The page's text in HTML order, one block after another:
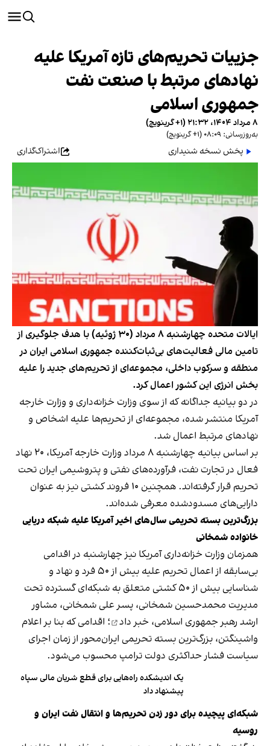
جزییات تحریم‌های تازه آمریکا علیه
نهادهای مرتبط با صنعت نفت
جمهوری اسلامی
۸ مرداد ۱۴۰۴، ۲۱:۳۲ (‎+۱ گرینویچ)
به‌روزرسانی: ۰۸:۰۹ (‎+۱ گرینویچ)
پخش نسخه شنیداری اشتراک‌گذاری
ایالات متحده چهارشنبه ۸ مرداد (۳۰ ژوئیه) با هدف جلوگیری از
تامین مالی فعالیت‌های بی‌ثبات‌کننده جمهوری اسلامی ایران در
منطقه و سرکوب داخلی، مجموعه‌ای از تحریم‌های جدید را علیه
بخش انرژی این کشور اعمال کرد.
در دو بیانیه جداگانه که از سوی وزارت خزانه‌داری و وزارت خارجه
آمریکا منتشر شده، مجموعه‌ای از تحریم‌ها علیه اشخاص و
نهادهای مرتبط اعمال شد.
بر اساس بیانیه چهارشنبه ۸ مرداد وزارت خارجه آمریکا، ۲۰ نهاد
فعال در تجارت نفت، فرآورده‌های نفتی و پتروشیمی ایران تحت
تحریم قرار گرفته‌اند. همچنین ۱۰ فروند کشتی نیز به عنوان
دارایی‌های مسدودشده معرفی شده‌اند.
بزرگ‌ترین بسته تحریمی سال‌های اخیر آمریکا علیه شبکه دریایی
خانواده شمخانی
همزمان وزارت خزانه‌داری آمریکا نیز چهارشنبه در اقدامی
بی‌سابقه از اعمال تحریم علیه بیش از ۵۰ فرد و نهاد و
شناسایی بیش از ۵۰ کشتی متعلق به شبکه‌ای گسترده تحت
مدیریت محمدحسین شمخانی، پسر علی شمخانی، مشاور
ارشد رهبر جمهوری اسلامی، خبر داد
؛ اقدامی که بنا بر اعلام
واشینگتن، بزرگ‌ترین بسته تحریمی ایران‌محور از زمان اجرای
سیاست فشار حداکثری دولت ترامپ محسوب می‌شود.
یک اندیشکده راه‌هایی برای قطع شریان مالی سپاه
پیشنهاد داد
شبکه‌ای پیچیده برای دور زدن تحریم‌ها و انتقال نفت ایران و
روسیه